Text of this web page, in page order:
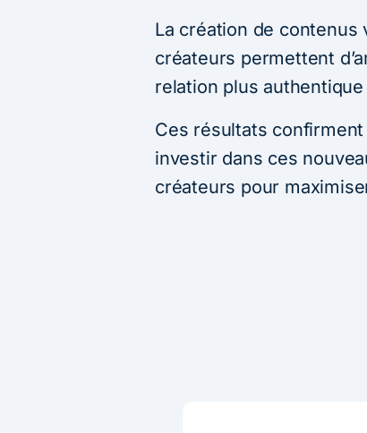
La création de contenus
créateurs permettent
relation plus
Ces résultats
investir dans ces
créateurs pour